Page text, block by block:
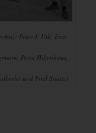
Peter J. Uth, Eva-
Petra Hilfenhaus,
und Fred Staatz)